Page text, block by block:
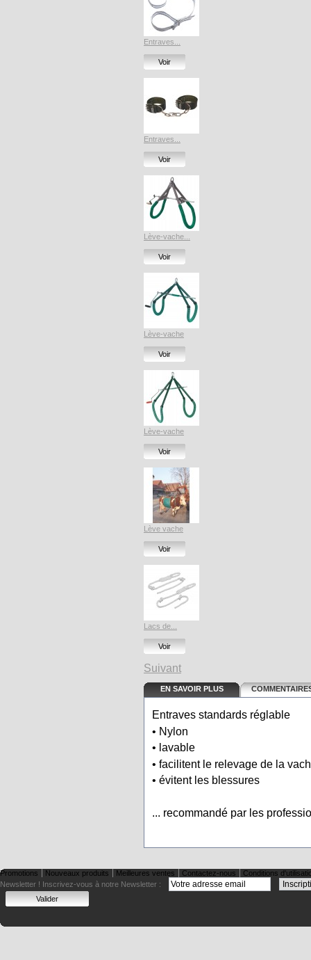
Entraves...
Voir
Entraves...
Voir
Lève-vache...
Voir
Lève-vache
Voir
Lève-vache
Voir
Lève vache
Voir
Lacs de...
Voir
Suivant
EN SAVOIR PLUS
Entraves standards réglable
• Nylon
• lavable
• facilitent le relevage de la
• évitent les blessures
... recommandé par les
Promotions Nouveaux produits Meilleures ventes Contactez-nous
Conditions
Newsletter ! Inscrivez-vous à notre Newsletter :